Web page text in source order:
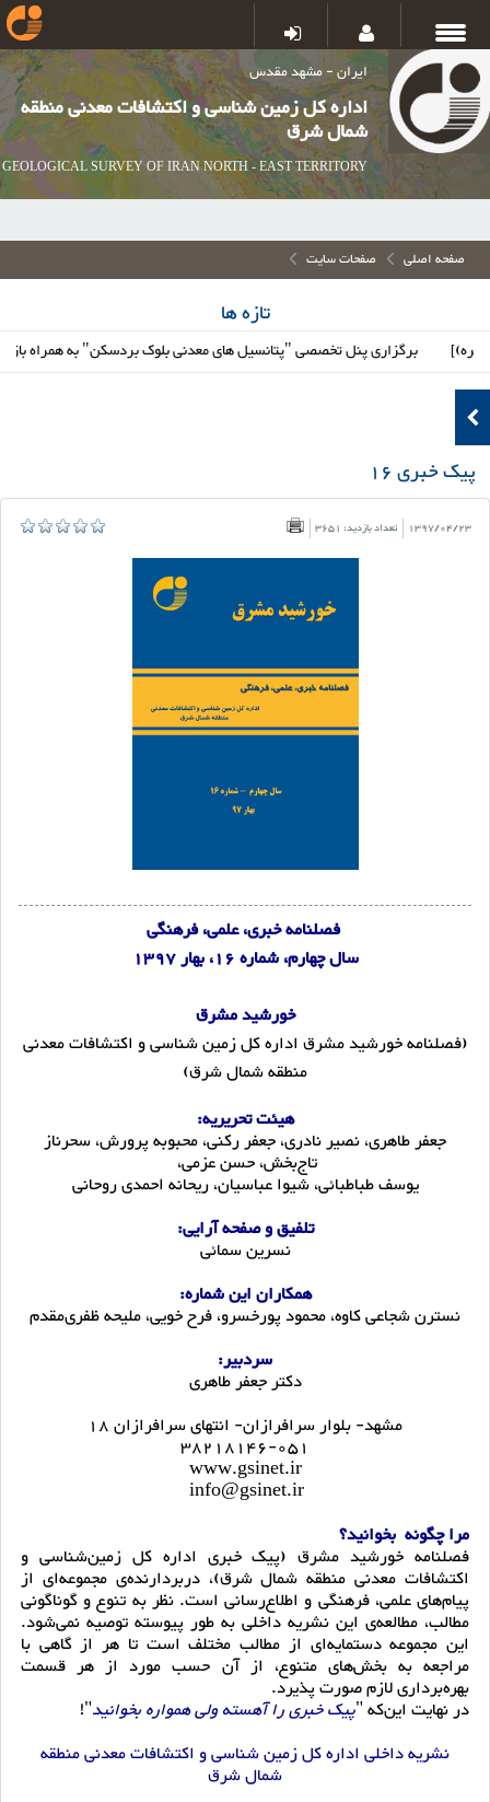
ایران - مشهد مقدس
اداره کل زمین شناسی و اکتشافات معدنی منطقه
شمال شرق
GEOLOGICAL SURVEY OF IRAN NORTH - EAST TERRITORY
صفحه اصلی صفحات سایت
تازه ها
برگزاری پنل تخصصی "پتانسیل های معدنی بلوک بردسکن" به همراه بازدید
پیک خبری 16
1397/04/23 تعداد بازدید: 3651
فصلنامه خبری، علمی، فرهنگی
سال چهارم، شماره 16، بهار 1397
خورشید مشرق
(فصلنامه خورشید مشرق اداره کل زمین شناسی و اکتشافات معدنی
منطقه شمال شرق)
هیئت تحریریه:
جعفر طاهری، نصیر نادری، جعفر رکنی، محبوبه پرورش، سحرناز
تاج‌بخش، حسن عزمی،
یوسف طباطبائی، شیوا عباسیان، ریحانه احمدی روحانی
تلفیق و صفحه آرایی:
نسرین سمائی
همکاران این شماره:
نسترن شجاعی کاوه، محمود پورخسرو، فرح خویی، ملیحه ظفری‌مقدم
سردبیر:
دکتر جعفر طاهری
مشهد- بلوار سرافرازان- انتهای سرافرازان 18
38218146-051
www.gsinet.ir
info@gsinet.ir
مرا چگونه بخوانید؟
فصلنامه خورشید مشرق (پیک خبری اداره کل زمین‌شناسی و
اکتشافات معدنی منطقه شمال شرق)، دربردارنده‌ی مجموعه‌ای از
پیام‌های علمی، ‌فرهنگی و اطلاع‌رسانی است. نظر به تنوع و گوناگونی
مطالب،‌ مطالعه‌ی این نشریه داخلی به طور پیوسته توصیه نمی‌شود.
این مجموعه دستمایه‌ای از مطالب مختلف است تا هر از گاهی با
مراجعه به بخش‌های متنوع، از آن حسب مورد از هر قسمت
بهره‌برداری لازم صورت پذیرد.
در نهایت این‌که "پیک خبری را آهسته ولی همواره بخوانید"!
نشریه داخلی اداره کل زمین شناسی و اکتشافات معدنی منطقه
شمال شرق